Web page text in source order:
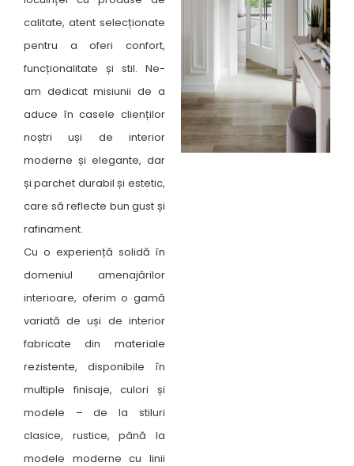
calitate, atent selecționate
pentru a oferi confort,
funcționalitate și stil. Ne-
am dedicat misiunii de a
aduce în casele clienților
noștri uși de interior
moderne și elegante, dar
și parchet durabil și estetic,
care să reflecte bun gust și
rafinament.
Cu o experiență solidă în
domeniul amenajărilor
interioare, oferim o gamă
variată de uși de interior
fabricate din materiale
rezistente, disponibile în
multiple finisaje, culori și
modele – de la stiluri
clasice, rustice, până la
modele moderne cu linii